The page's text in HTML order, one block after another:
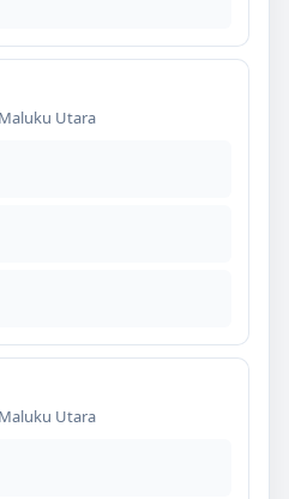
Maluku Utara
Maluku Utara